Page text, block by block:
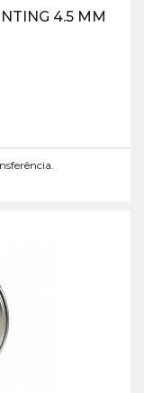
4.5 MM